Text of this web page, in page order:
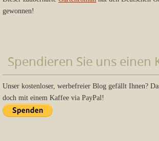
gewonnen!
Spendieren Sie uns einen
Unser kostenloser, werbefreier Blog gefällt Ihnen?
doch mit einem Kaffee via PayPal!